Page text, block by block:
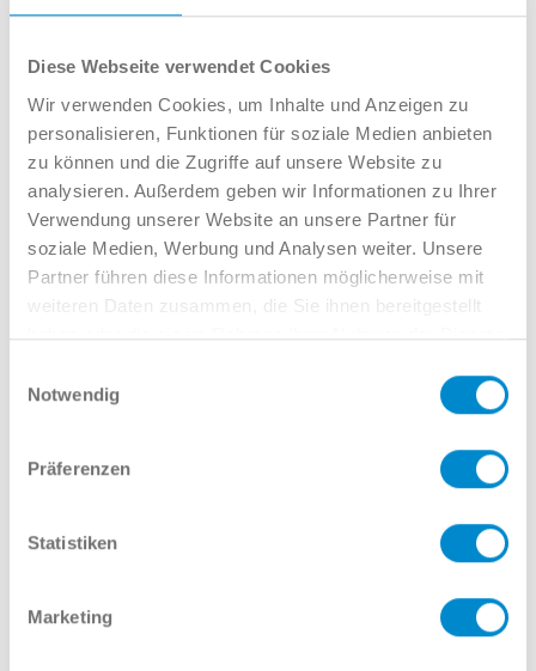
Diese Webseite verwendet Cookies
Wir verwenden Cookies, um Inhalte und Anzeigen zu
personalisieren, Funktionen für soziale Medien anbieten
zu können und die Zugriffe auf unsere Website zu
analysieren. Außerdem geben wir Informationen zu Ihrer
Verwendung unserer Website an unsere Partner für
soziale Medien, Werbung und Analysen weiter. Unsere
Partner führen diese Informationen möglicherweise mit
weiteren Daten zusammen, die Sie ihnen bereitgestellt
haben oder die sie im Rahmen Ihrer Nutzung der Dienste
Notwendig
Präferenzen
Statistiken
Marketing
Lars Linkamp
Verkauf GW
02381 7998-522
llinkamp@potthoff.de
Oder gern direkt per Mail oder
Telefon:
E-Mail